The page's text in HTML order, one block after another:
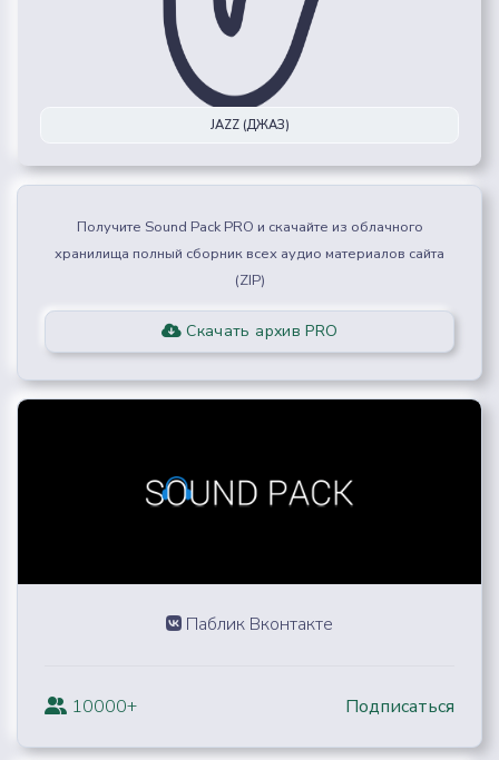
JAZZ (ДЖАЗ)
Получите Sound Pack PRO и скачайте из облачного
хранилища полный сборник всех аудио материалов сайта
(ZIP)
Скачать архив PRO
Паблик Вконтакте
10000+ Подписаться